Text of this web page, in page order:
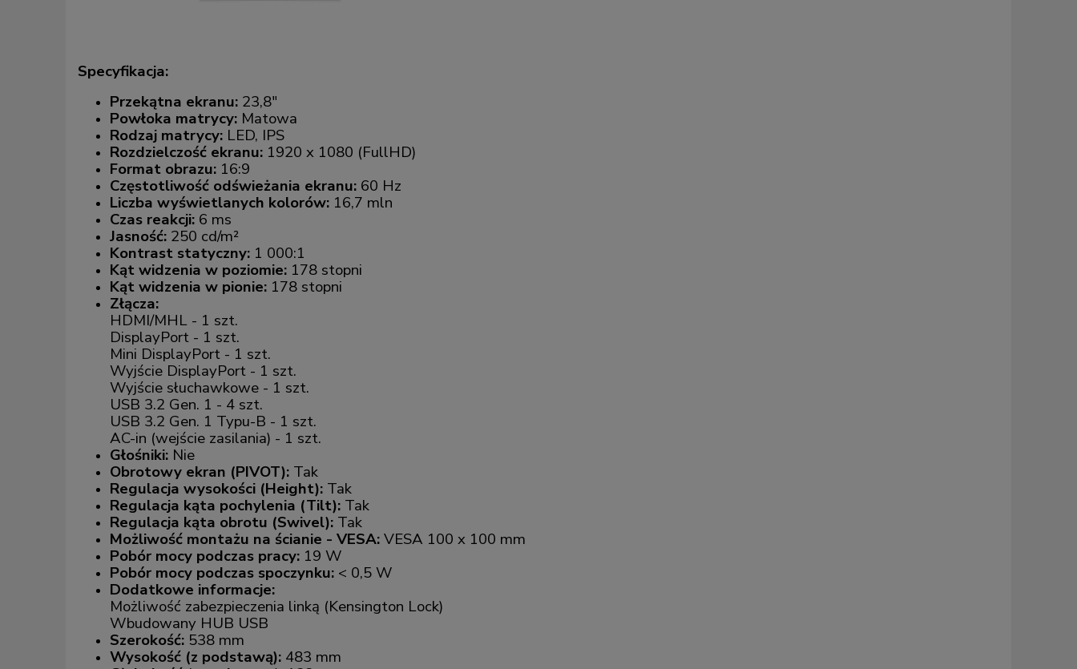
Specyfikacja:
Przekątna ekranu: 23,8"
Powłoka matrycy: Matowa
Rodzaj matrycy: LED, IPS
Rozdzielczość ekranu: 1920 x 1080 (FullHD)
Format obrazu: 16:9
Częstotliwość odświeżania ekranu: 60 Hz
Liczba wyświetlanych kolorów: 16,7 mln
Czas reakcji: 6 ms
Jasność: 250 cd/m²
Kontrast statyczny: 1 000:1
Kąt widzenia w poziomie: 178 stopni
Kąt widzenia w pionie: 178 stopni
Złącza:
HDMI/MHL - 1 szt.
DisplayPort - 1 szt.
Mini DisplayPort - 1 szt.
Wyjście DisplayPort - 1 szt.
Wyjście słuchawkowe - 1 szt.
USB 3.2 Gen. 1 - 4 szt.
USB 3.2 Gen. 1 Typu-B - 1 szt.
AC-in (wejście zasilania) - 1 szt.
Głośniki: Nie
Obrotowy ekran (PIVOT): Tak
Regulacja wysokości (Height): Tak
Regulacja kąta pochylenia (Tilt): Tak
Regulacja kąta obrotu (Swivel): Tak
Możliwość montażu na ścianie - VESA:VESA 100 x 100 mm
Pobór mocy podczas pracy: 19 W
Pobór mocy podczas spoczynku: < 0,5 W
Dodatkowe informacje:
Możliwość zabezpieczenia linką (Kensington Lock)
Wbudowany HUB USB
Szerokość: 538 mm
Wysokość (z podstawą): 483 mm